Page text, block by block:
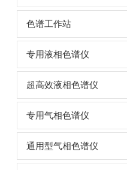
色谱工作站
专用液相色谱仪
超高效液相色谱仪
专用气相色谱仪
通用型气相色谱仪